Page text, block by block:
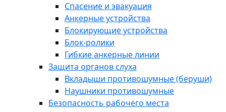
Спасение и эвакуация
Анкерные устройства
Блокирующие устройства
Блок-ролики
Гибкие анкерные линии
Защита органов слуха
Вкладыши противошумные (беруши)
Наушники противошумные
Безопасность рабочего места